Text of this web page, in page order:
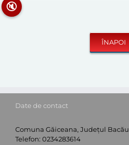
Date de contact
Comuna Găiceana, Județul Bacău
Telefon: 0234283614
🔇